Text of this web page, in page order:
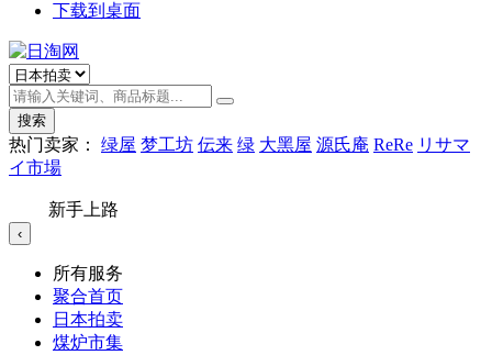
下载到桌面
搜索
热门卖家： 绿屋 梦工坊 伝来 绿 大黑屋 源氏庵 ReRe リサマ
イ市場
新手上路
‹
所有服务
聚合首页
日本拍卖
煤炉市集